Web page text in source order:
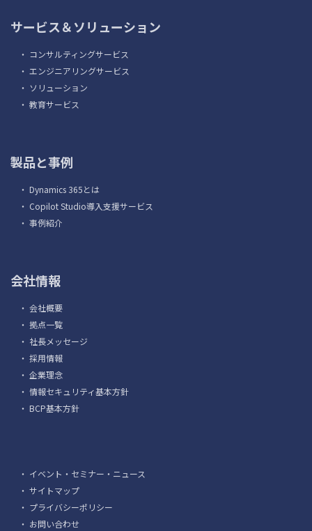
サービス＆ソリューション
・ コンサルティングサービス
・ エンジニアリングサービス
・ ソリューション
・ 教育サービス
製品と事例
・ Dynamics 365とは
・ Copilot Studio導入支援サービス
・ 事例紹介
会社情報
・ 会社概要
・ 拠点一覧
・ 社長メッセージ
・ 採用情報
・ 企業理念
・ 情報セキュリティ基本方針
・ BCP基本方針
・ イベント・セミナー・ニュース
・ サイトマップ
・ プライバシーポリシー
・ お問い合わせ